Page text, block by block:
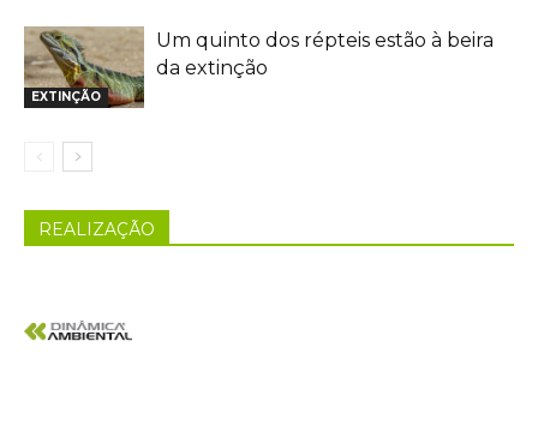
EXTINÇÃO
Um quinto dos répteis estão à beira
da extinção
REALIZAÇÃO